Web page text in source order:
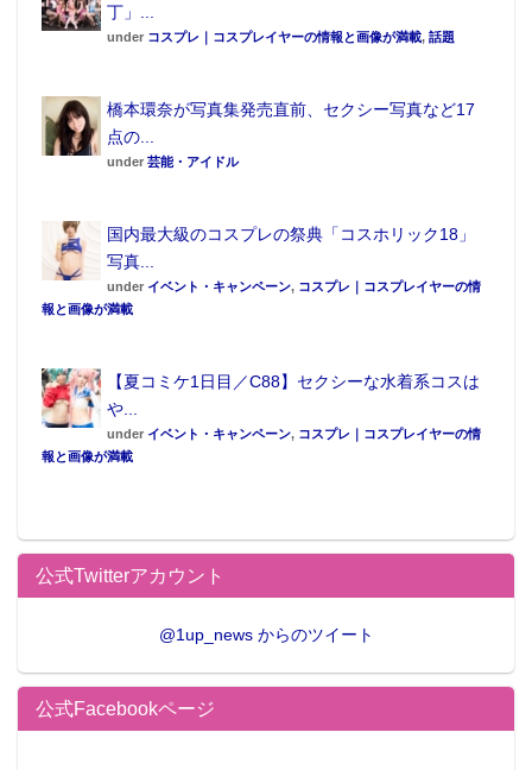
丁」...
under コスプレ｜コスプレイヤーの情報と画像が満載, 話題
橋本環奈が写真集発売直前、セクシー写真など17
点の...
under 芸能・アイドル
国内最大級のコスプレの祭典「コスホリック18」
写真...
under イベント・キャンペーン, コスプレ｜コスプレイヤーの情
報と画像が満載
【夏コミケ1日目／C88】セクシーな水着系コスは
や...
under イベント・キャンペーン, コスプレ｜コスプレイヤーの情
報と画像が満載
公式Twitterアカウント
@1up_news からのツイート
公式Facebookページ